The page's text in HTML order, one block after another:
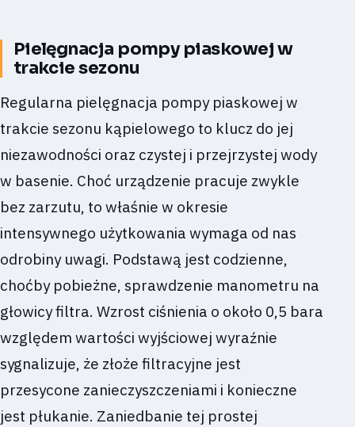
Pielęgnacja pompy piaskowej w
trakcie sezonu
Regularna pielęgnacja pompy piaskowej w
trakcie sezonu kąpielowego to klucz do jej
niezawodności oraz czystej i przejrzystej wody
w basenie. Choć urządzenie pracuje zwykle
bez zarzutu, to właśnie w okresie
intensywnego użytkowania wymaga od nas
odrobiny uwagi. Podstawą jest codzienne,
choćby pobieżne, sprawdzenie manometru na
głowicy filtra. Wzrost ciśnienia o około 0,5 bara
względem wartości wyjściowej wyraźnie
sygnalizuje, że złoże filtracyjne jest
przesycone zanieczyszczeniami i konieczne
jest płukanie. Zaniedbanie tej prostej